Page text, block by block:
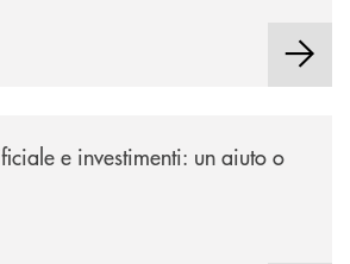
e investimenti: un aiuto o